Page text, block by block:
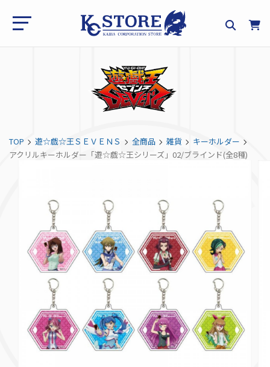
TOP 遊☆戯☆王ＳＥＶＥＮＳ 全商品 雑貨
キーホルダー
アクリルキーホルダー「遊☆戯☆王シリーズ」02/ブラインド(全8種)